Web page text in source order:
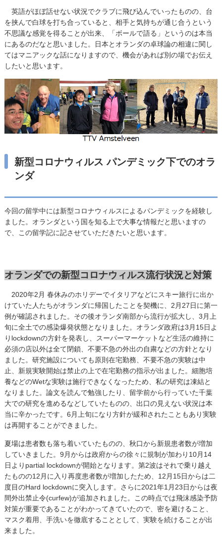
英語がほぼ話せない状況でクラブに飛び込んでいったものの、台
を挟んで白球を打ち合っていると、相手と気持ちが通じ合うという
不思議な感覚を得ることが出来、「ボールで語る」というのは本当
にあるのだなと思いました。日本とオランダの卓球論の相違に関し
てはマニアックな話になりますので、機会があれば別の場でお伝え
したいと思います。
新型コロナウィルス パンデミック下でのオラ
ンダ
今回の留学中には新型コロナウィルスによるパンデミックを経験し
ました。オランダという国を知る上で大事な情報だと思いますの
で、この留学記に記させていただきたいと思います。
オランダでの新型コロナウィルス流行状況と対策
2020年2月 春休みのホリデーでイタリアなどにスキー旅行に出か
けていた人たちがオランダに帰国したことを契機に、2月27日に第一
例が確認されました。その後オランダ南部から流行が拡大し、3月上
旬に全土での感染爆発状態となりました。オランダ政府は3月15日よ
りlockdownの方針を発表し、スーパーマーケットなど生活の維持に
必須の店以外は全て閉鎖、不要不急の外出の自粛などの方針となり
ました。研究施設についても原則在宅勤務、不要不急の実験は中
止、新規実験開始は禁止の上で在宅勤務の指示が出ました。細胞培
養などのWetな実験は施行できなくなったため、私の研究は凍結と
なりました。論文を読んで勉強したり、留学前から行っていた千葉
大での研究を進めるなどしていたものの、出口の見えない状況は本
当に辛かったです。6月上旬になり方針が緩和されたこともあり実験
は再開することができました。
夏場は患者数も落ち着いていたものの、秋口から新規患者数が増加
していきました。9月からは政府からの徐々に規制が加わり10月14
日よりpartial lockdownが開始となります。第2波はそれで乗り越え
たものの12月に入り再度患者数が増加したため、12月15日からは二
度目のHard lockdownに突入します。さらに2021年1月23日からは夜
間外出禁止令(curfew)が追加されました。この時点では飛沫感染予防
対策が重要であることがわかってきていたので、密を避けること、
マスク着用、手洗いを徹底することとして、実験を続けることが出
来ました。